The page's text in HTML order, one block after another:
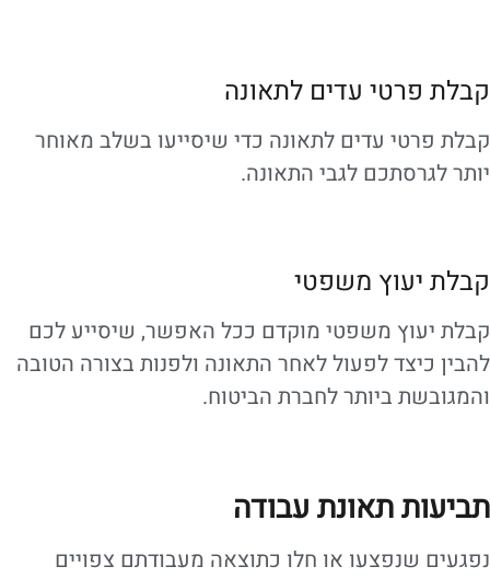
קבלת פרטי עדים לתאונה
קבלת פרטי עדים לתאונה כדי שיסייעו בשלב מאוחר
יותר לגרסתכם לגבי התאונה.
קבלת יעוץ משפטי
קבלת יעוץ משפטי מוקדם ככל האפשר, שיסייע לכם
להבין כיצד לפעול לאחר התאונה ולפנות בצורה הטובה
והמגובשת ביותר לחברת הביטוח.
תביעות תאונת עבודה
נפגעים שנפצעו או חלו כתוצאה מעבודתם צפויים